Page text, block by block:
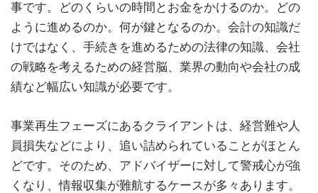
事です。どのくらいの時間とお金をかけるのか。どの
ように進めるのか。何が鍵となるのか。会計の知識だ
けではなく、手続きを進めるための法律の知識、会社
の戦略を考えるための経営脳、業界の動向や会社の成
績など幅広い知識が必要です。
事業再生フェーズにあるクライアントは、経営難や人
員損失などにより、追い詰められていることがほとん
どです。そのため、アドバイザーに対して警戒心が強
くなり、情報収集が難航するケースが多々あります。